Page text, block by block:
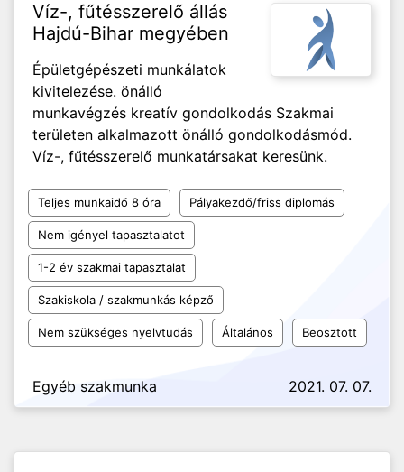
Víz-, fűtésszerelő állás
Hajdú-Bihar megyében
Épületgépészeti munkálatok
kivitelezése. önálló
munkavégzés kreatív gondolkodás Szakmai
területen alkalmazott önálló gondolkodásmód.
Víz-, fűtésszerelő munkatársakat keresünk.
Teljes munkaidő 8 óra Pályakezdő/friss diplomás
Nem igényel tapasztalatot
1-2 év szakmai tapasztalat
Szakiskola / szakmunkás képző
Nem szükséges nyelvtudás Általános Beosztott
Egyéb szakmunka 2021. 07. 07.